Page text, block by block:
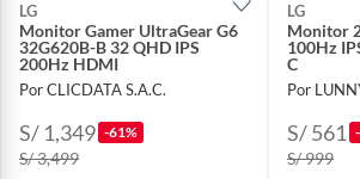
LG
Monitor Gamer UltraGear G6
32G620B-B 32 QHD IPS
200Hz HDMI
Por CLICDATA S.A.C.
S/ 1,349 -61%
S/ 3,499
LG
Monitor
100Hz
C
Por
S/ 561
S/ 999